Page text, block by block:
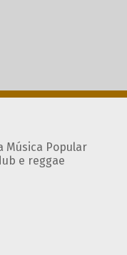
Música Popular
e reggae